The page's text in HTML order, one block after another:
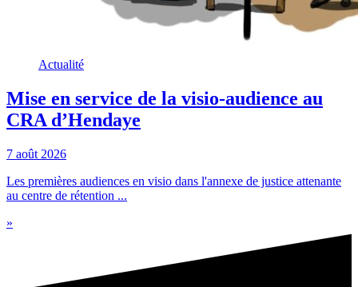
Actualité
Mise en service de la visio-audience au
CRA d’Hendaye
7 août 2026
Les premières audiences en visio dans l'annexe de justice attenante
au centre de rétention ...
»